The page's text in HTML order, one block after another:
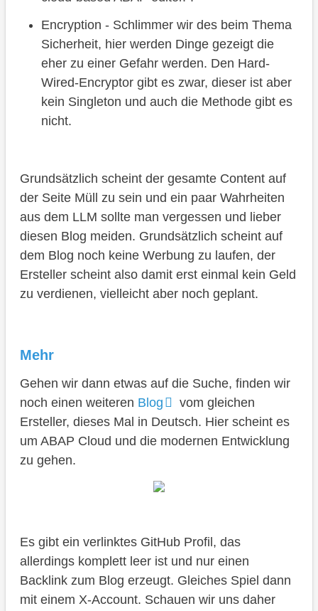
Encryption - Schlimmer wir des beim Thema
Sicherheit, hier werden Dinge gezeigt die
eher zu einer Gefahr werden. Den Hard-
Wired-Encryptor gibt es zwar, dieser ist aber
kein Singleton und auch die Methode gibt es
nicht.
Grundsätzlich scheint der gesamte Content auf
der Seite Müll zu sein und ein paar Wahrheiten
aus dem LLM sollte man vergessen und lieber
diesen Blog meiden. Grundsätzlich scheint auf
dem Blog noch keine Werbung zu laufen, der
Ersteller scheint also damit erst einmal kein Geld
zu verdienen, vielleicht aber noch geplant.
Mehr
Gehen wir dann etwas auf die Suche, finden wir
noch einen weiteren Blog
vom gleichen
Ersteller, dieses Mal in Deutsch. Hier scheint es
um ABAP Cloud und die modernen Entwicklung
zu gehen.
Es gibt ein verlinktes GitHub Profil, das
allerdings komplett leer ist und nur einen
Backlink zum Blog erzeugt. Gleiches Spiel dann
mit einem X-Account. Schauen wir uns daher